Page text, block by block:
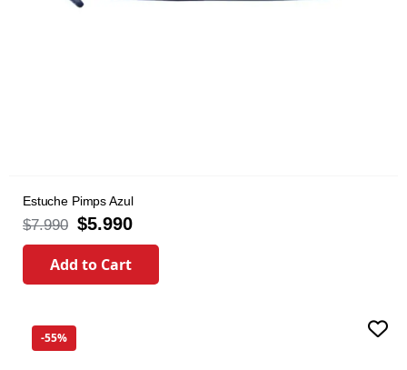
Estuche Pimps Azul
$7.990 $5.990
Add to Cart
-55%